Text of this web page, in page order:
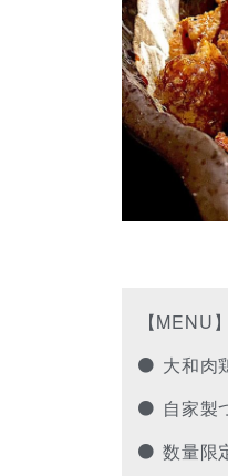
【MENU】
大和肉
自家
数量